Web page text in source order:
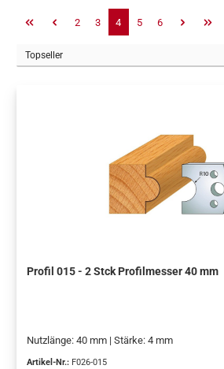
Seite
2 Seite
3 Seite
4 Seite
5 Seite
6
Profil 015 - 2 Stck Profilmesser 40 mm
Nutzlänge: 40 mm | Stärke: 4 mm
Artikel-Nr.: F026-015